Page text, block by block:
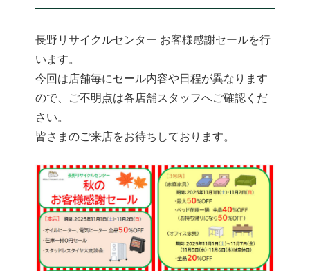
長野リサイクルセンター お客様感謝セールを行
います。
今回は店舗毎にセール内容や日程が異なります
ので、ご不明点は各店舗スタッフへご確認くだ
さい。
皆さまのご来店をお待ちしております。